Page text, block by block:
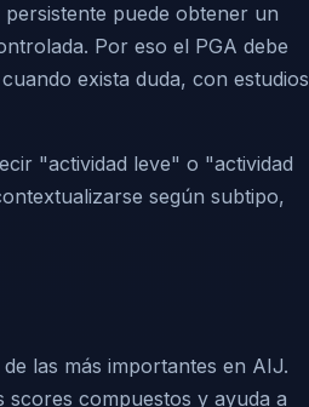
puede obtener un
Por eso el PGA debe
exista duda, con estudios
"actividad leve" o "actividad
según subtipo,
las más importantes en AIJ.
scores compuestos y ayuda a